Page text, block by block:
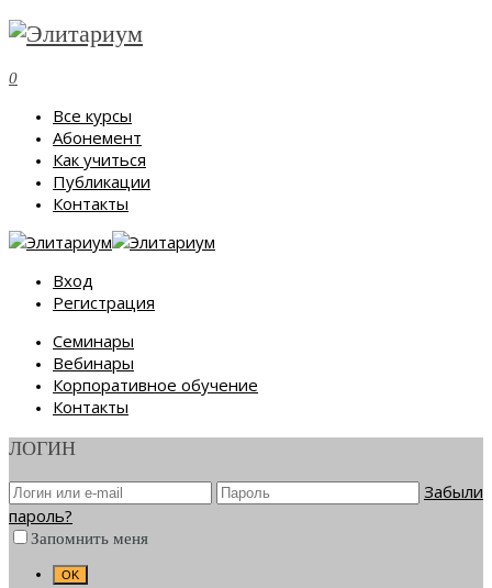
0
Все курсы
Абонемент
Как учиться
Публикации
Контакты
Вход
Регистрация
Семинары
Вебинары
Корпоративное обучение
Контакты
ЛОГИН
Забыли
пароль?
Запомнить меня